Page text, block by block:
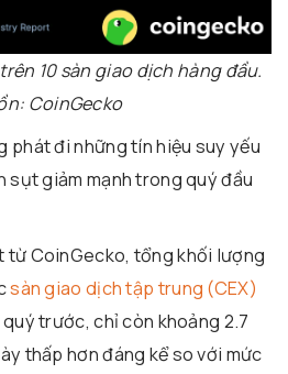
10 sàn giao dịch hàng đầu.
CoinGecko
đi những tín hiệu suy yếu
sụt giảm mạnh trong quý đầu
từCoinGecko, tổng khối lượng
sàn giao dịch tập trung (CEX)
trước, chỉ còn khoảng 2.7
thấp hơn đáng kể so với mức